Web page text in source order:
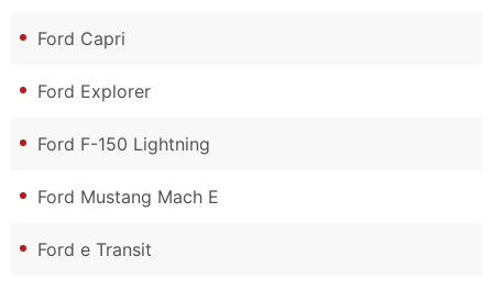
Ford Capri
Ford Explorer
Ford F-150 Lightning
Ford Mustang Mach E
Ford e Transit